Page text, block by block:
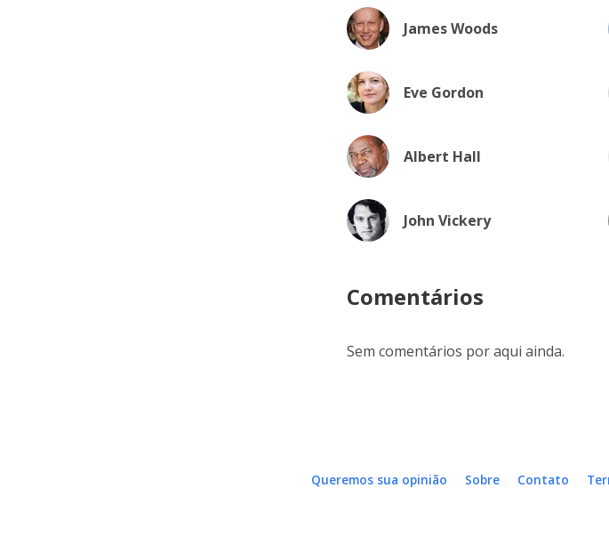
James Woods
Eve Gordon
Albert Hall
John Vickery
Comentários
Sem comentários por aqui ainda.
Queremos sua opinião Sobre Contato